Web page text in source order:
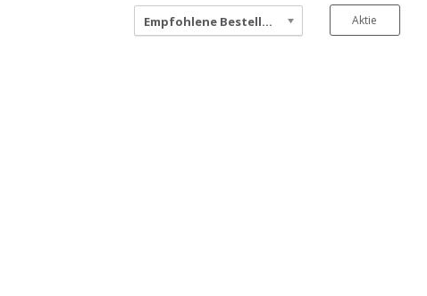
Empfohlene Bestellung Aktie